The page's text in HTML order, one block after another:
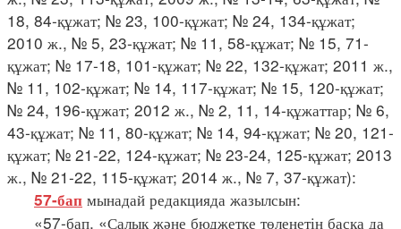
18, 84-құжат; № 23, 100-құжат; № 24, 134-құжат;
2010 ж., № 5, 23-құжат; № 11, 58-құжат; № 15, 71-
құжат; № 17-18, 101-құжат; № 22, 132-құжат; 2011 ж.,
№ 11, 102-құжат; № 14, 117-құжат; № 15, 120-құжат;
№ 24, 196-құжат; 2012 ж., № 2, 11, 14-құжаттар; № 6,
43-құжат; № 11, 80-құжат; № 14, 94-құжат; № 20, 121-
құжат; № 21-22, 124-құжат; № 23-24, 125-құжат; 2013
ж., № 21-22, 115-құжат; 2014 ж., № 7, 37-құжат):
57-бап мынадай редакцияда жазылсын:
«57-бап. «Салық және бюджетке төленетін басқа да